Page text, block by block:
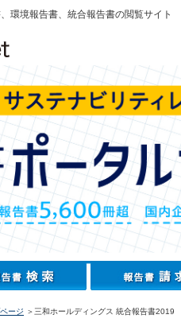
環境報告書、統合報告書の閲覧サイト
ージ ＞三和ホールディングス 統合報告書2019